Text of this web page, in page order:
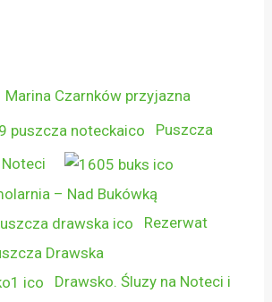
Marina Czarnków przyjazna
Puszcza
– Nad Bukówką
Rezerwat
Drawska
Drawsko. Śluzy na Noteci i